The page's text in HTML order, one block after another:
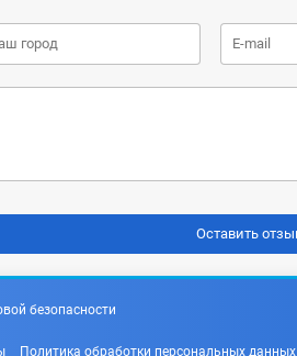
безопасности
Политика обработки персональных данных